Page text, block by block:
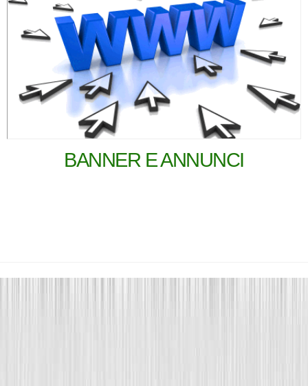
BANNER E ANNUNCI